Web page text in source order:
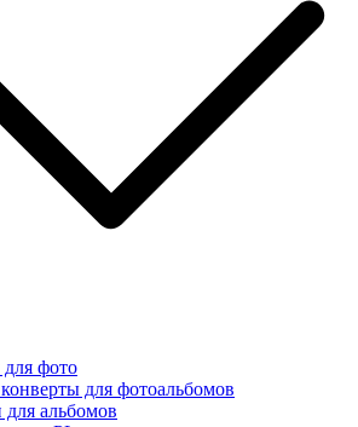
фото
для фотоальбомов
альбомов